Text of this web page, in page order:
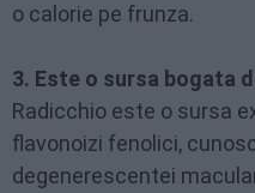
o calorie pe frunza.
3. Este o sursa bogata
Radicchio este o sursa
flavonoizi fenolici,
degenerescentei